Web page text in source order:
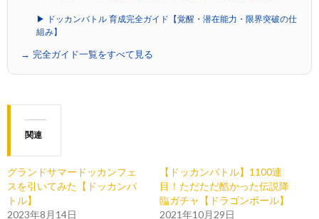
▶ ドッカンバトル 育成完全ガイド【覚醒・潜在能力・限界突破の仕
組み】
→ 完全ガイド一覧をすべて見る
関連
グランドサマードッカンフェ
スを引いてみた【ドッカンバ
トル】
2023年8月14日
【ドッカンバトル】1100連
目！ただただ酷かった伝説降
臨ガチャ【ドラゴンボール】
2021年10月29日